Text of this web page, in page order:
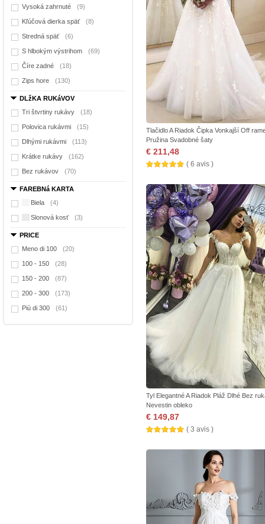
Vysoká zahrnuté (9)
Kľúčová dierka späť (8)
Stredná späť (6)
S hlbokým výstrihom (69)
Číre zadné (18)
Zips hore (130)
DLžKA RUKáVOV
Tri štvrtiny rukávy
(18)
Polovica rukávmi (15)
Dlhými rukávmi (113)
Krátke rukávy (162)
Bez rukávov (70)
FAREBNá KARTA
Biela
(4)
Slonová kosť (3)
PRICE
Meno di 100
(20)
100 - 150 (28)
150 - 200 (87)
200 - 300 (173)
Più di 300 (61)
Tlačidlo A Riadok Čipka Vonkajší Off
Pružina Svadobné šaty
€ 211,48
( 6 avis )
Tyl Elegantné A Riadok Pláž Dlhé Bez
Nevestin obleko
€ 149,87
( 3 avis )